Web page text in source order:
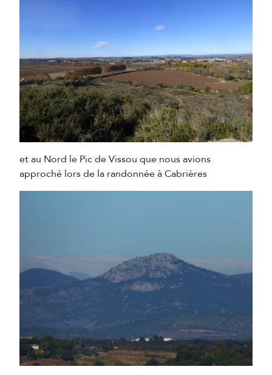
et au Nord le Pic de Vissou que nous avions
approché lors de la randonnée à Cabrières